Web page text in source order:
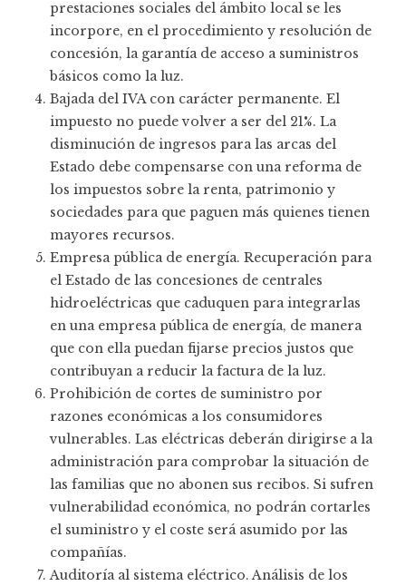
prestaciones sociales del ámbito local se les
incorpore, en el procedimiento y resolución de
concesión, la garantía de acceso a suministros
básicos como la luz.
Bajada del IVA con carácter permanente. El
impuesto no puede volver a ser del 21%. La
disminución de ingresos para las arcas del
Estado debe compensarse con una reforma de
los impuestos sobre la renta, patrimonio y
sociedades para que paguen más quienes tienen
mayores recursos.
Empresa pública de energía. Recuperación para
el Estado de las concesiones de centrales
hidroeléctricas que caduquen para integrarlas
en una empresa pública de energía, de manera
que con ella puedan fijarse precios justos que
contribuyan a reducir la factura de la luz.
Prohibición de cortes de suministro por
razones económicas a los consumidores
vulnerables. Las eléctricas deberán dirigirse a la
administración para comprobar la situación de
las familias que no abonen sus recibos. Si sufren
vulnerabilidad económica, no podrán cortarles
el suministro y el coste será asumido por las
compañías.
Auditoría al sistema eléctrico. Análisis de los